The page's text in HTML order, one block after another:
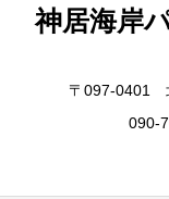
神居海岸
〒097-0401
090-